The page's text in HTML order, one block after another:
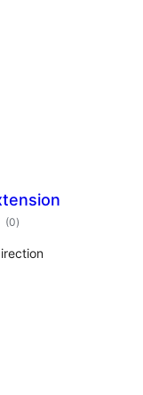
(0puntuacions
totals
)